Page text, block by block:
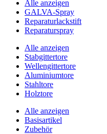
Alle anzeigen
GALVA-Spray
Reparaturlackstift
Reparaturspray
Alle anzeigen
Stabgittertore
Wellengittertore
Aluminiumtore
Stahltore
Holztore
Alle anzeigen
Basisartikel
Zubehör